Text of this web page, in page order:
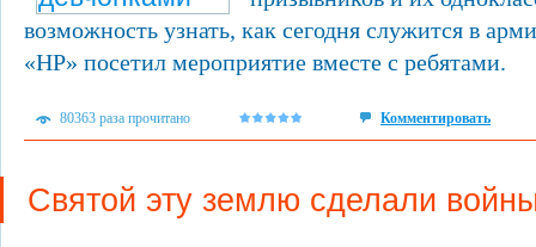
возможность узнать, как сегодня служится в
«НР» посетил мероприятие вместе с ребятами.
80363 раза прочитано Комментировать
Святой эту землю сделали